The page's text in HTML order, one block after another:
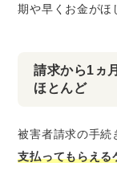
期や早くお金がほ
請求から1ヵ
ほとんど
被害者請求の手続
支払ってもらえる